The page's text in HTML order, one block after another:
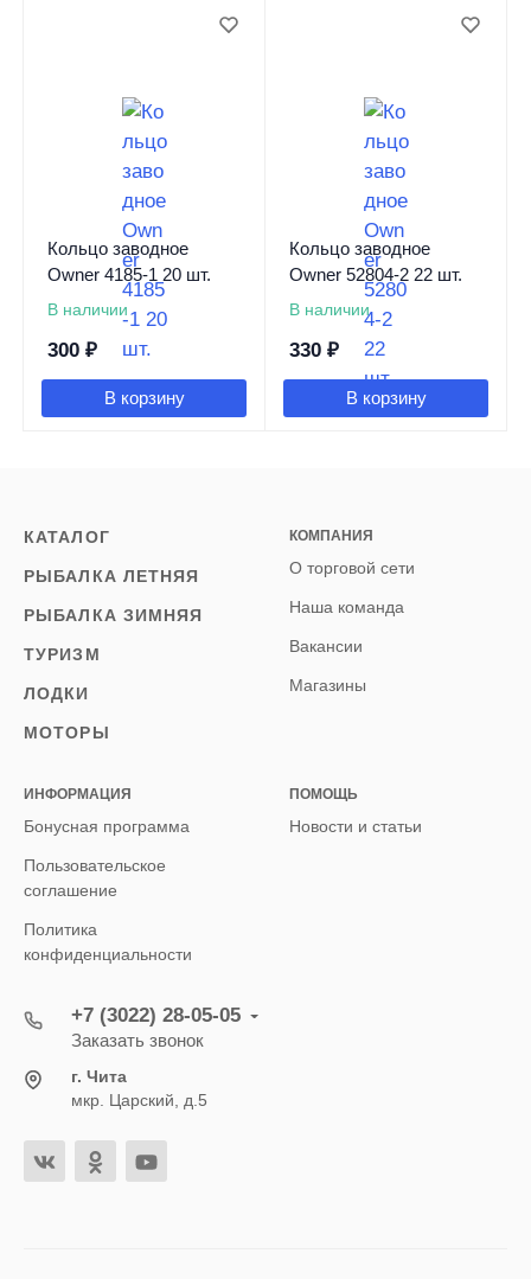
Кольцо заводное
Owner 4185-1 20 шт.
В наличии
300 ₽
В корзину
Кольцо заводное
Owner 52804-2 22 шт.
В наличии
330 ₽
В корзину
КАТАЛОГ
РЫБАЛКА ЛЕТНЯЯ
РЫБАЛКА ЗИМНЯЯ
ТУРИЗМ
ЛОДКИ
МОТОРЫ
КОМПАНИЯ
О торговой сети
Наша команда
Вакансии
Магазины
ИНФОРМАЦИЯ
Бонусная программа
Пользовательское
соглашение
Политика
конфиденциальности
ПОМОЩЬ
Новости и статьи
+7 (3022) 28-05-05
Заказать звонок
г. Чита
мкр. Царский, д.5